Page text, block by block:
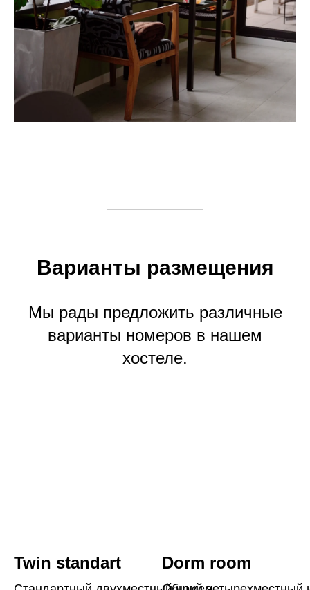
Варианты размещения
Мы рады предложить различные
варианты номеров в нашем
хостеле.
Twin standart Dorm room